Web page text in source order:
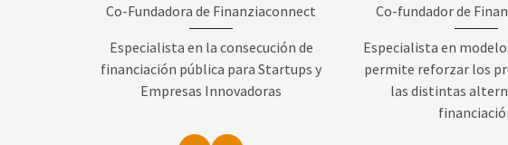
Co-Fundadora de Finanziaconnect
Especialista en la consecución de
financiación pública para Startups y
Empresas Innovadoras
Co-fundador de
Especialista en
permite reforzar los
las distintas